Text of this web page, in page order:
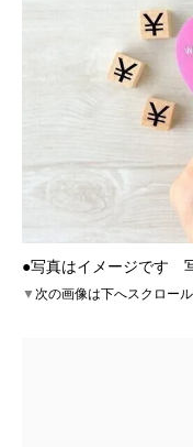
●写真はイメージです
▼次の画像は下へスクロー